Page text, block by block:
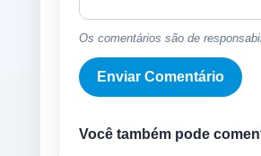
Os comentários são de
Você também pode